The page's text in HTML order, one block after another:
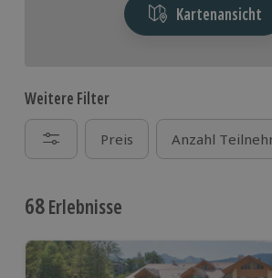
Kartenansicht
Weitere Filter
Preis Anzahl
68Erlebnisse